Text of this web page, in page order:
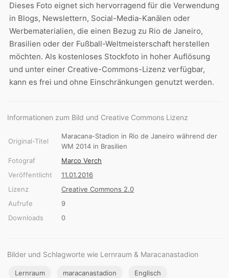
Dieses Foto eignet sich hervorragend für die Verwendung
in Blogs, Newslettern, Social-Media-Kanälen oder
Werbematerialien, die einen Bezug zu Rio de Janeiro,
Brasilien oder der Fußball-Weltmeisterschaft herstellen
möchten. Als kostenloses Stockfoto in hoher Auflösung
und unter einer Creative-Commons-Lizenz verfügbar,
kann es frei und ohne Einschränkungen genutzt werden.
Informationen zum Bild und Creative Commons Lizenz
Original-Titel
Maracana-Stadion in Rio de Janeiro während der
WM 2014 in Brasilien
Fotograf
Marco Verch
Veröffentlicht
11.01.2016
Lizenz
Creative Commons 2.0
Aufrufe
9
Downloads
0
Bilder und Schlagworte wie Lernraum & Maracanastadion
Lernraum maracanastadion Englisch